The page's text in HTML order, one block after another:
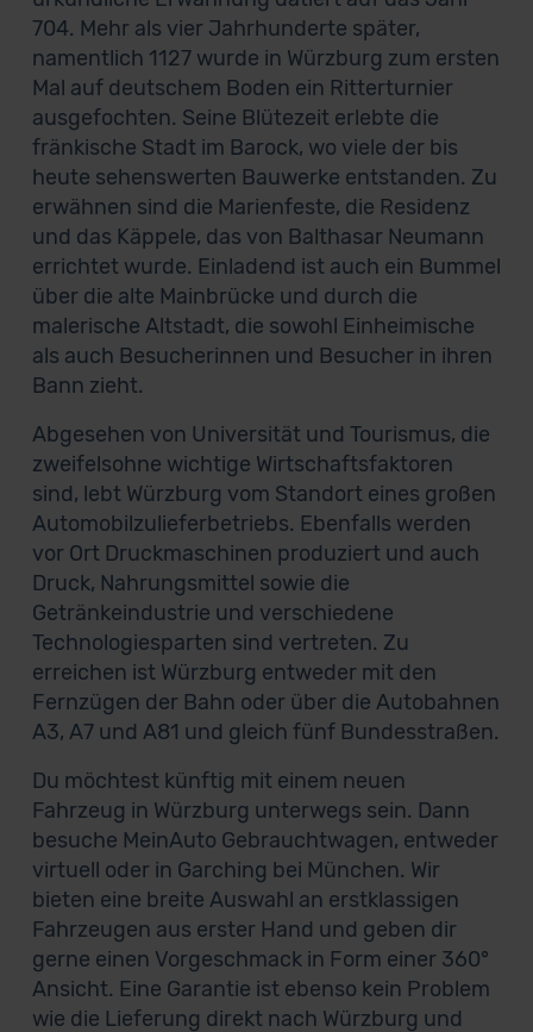
704. Mehr als vier Jahrhunderte später,
namentlich 1127 wurde in Würzburg zum ersten
Mal auf deutschem Boden ein Ritterturnier
ausgefochten. Seine Blütezeit erlebte die
fränkische Stadt im Barock, wo viele der bis
heute sehenswerten Bauwerke entstanden. Zu
erwähnen sind die Marienfeste, die Residenz
und das Käppele, das von Balthasar Neumann
errichtet wurde. Einladend ist auch ein Bummel
über die alte Mainbrücke und durch die
malerische Altstadt, die sowohl Einheimische
als auch Besucherinnen und Besucher in ihren
Bann zieht.
Abgesehen von Universität und Tourismus, die
zweifelsohne wichtige Wirtschaftsfaktoren
sind, lebt Würzburg vom Standort eines großen
Automobilzulieferbetriebs. Ebenfalls werden
vor Ort Druckmaschinen produziert und auch
Druck, Nahrungsmittel sowie die
Getränkeindustrie und verschiedene
Technologiesparten sind vertreten. Zu
erreichen ist Würzburg entweder mit den
Fernzügen der Bahn oder über die Autobahnen
A3, A7 und A81 und gleich fünf Bundesstraßen.
Du möchtest künftig mit einem neuen
Fahrzeug in Würzburg unterwegs sein. Dann
besuche MeinAuto Gebrauchtwagen, entweder
virtuell oder in Garching bei München. Wir
bieten eine breite Auswahl an erstklassigen
Fahrzeugen aus erster Hand und geben dir
gerne einen Vorgeschmack in Form einer 360°
Ansicht. Eine Garantie ist ebenso kein Problem
wie die Lieferung direkt nach Würzburg und